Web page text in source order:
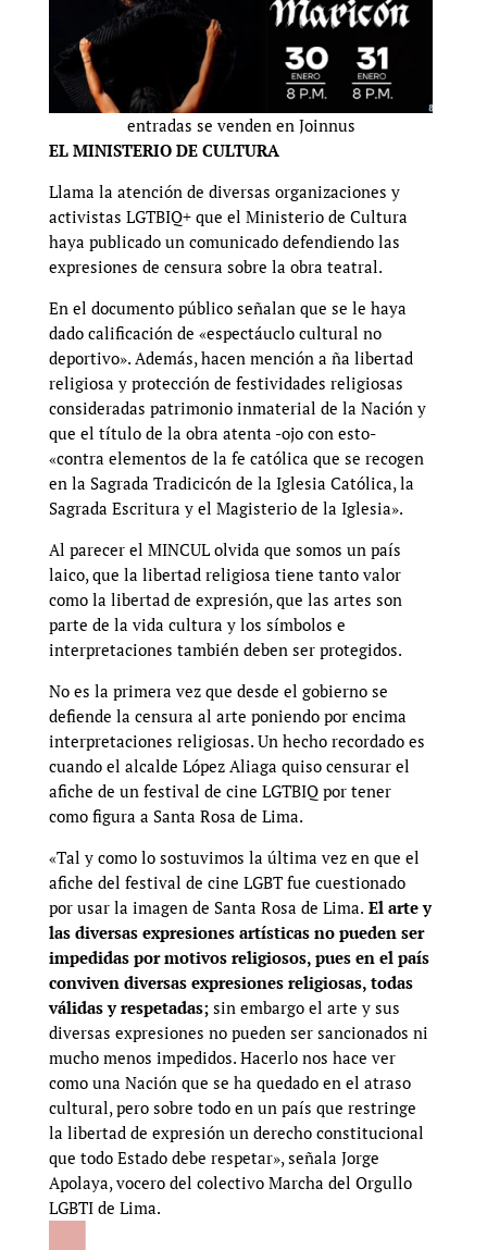
entradas se venden en Joinnus
EL MINISTERIO DE CULTURA
Llama la atención de diversas organizaciones y
activistas LGTBIQ+ que el Ministerio de Cultura
haya publicado un comunicado defendiendo las
expresiones de censura sobre la obra teatral.
En el documento público señalan que se le haya
dado calificación de «espectáuclo cultural no
deportivo». Además, hacen mención a ña libertad
religiosa y protección de festividades religiosas
consideradas patrimonio inmaterial de la Nación y
que el título de la obra atenta -ojo con esto-
«contra elementos de la fe católica que se recogen
en la Sagrada Tradicicón de la Iglesia Católica, la
Sagrada Escritura y el Magisterio de la Iglesia».
Al parecer el MINCUL olvida que somos un país
laico, que la libertad religiosa tiene tanto valor
como la libertad de expresión, que las artes son
parte de la vida cultura y los símbolos e
interpretaciones también deben ser protegidos.
No es la primera vez que desde el gobierno se
defiende la censura al arte poniendo por encima
interpretaciones religiosas. Un hecho recordado es
cuando el alcalde López Aliaga quiso censurar el
afiche de un festival de cine LGTBIQ por tener
como figura a Santa Rosa de Lima.
«Tal y como lo sostuvimos la última vez en que el
afiche del festival de cine LGBT fue cuestionado
por usar la imagen de Santa Rosa de Lima. El arte y
las diversas expresiones artísticas no pueden ser
impedidas por motivos religiosos, pues en el país
conviven diversas expresiones religiosas, todas
válidas y respetadas; sin embargo el arte y sus
diversas expresiones no pueden ser sancionados ni
mucho menos impedidos. Hacerlo nos hace ver
como una Nación que se ha quedado en el atraso
cultural, pero sobre todo en un país que restringe
la libertad de expresión un derecho constitucional
que todo Estado debe respetar», señala Jorge
Apolaya, vocero del colectivo Marcha del Orgullo
LGBTI de Lima.